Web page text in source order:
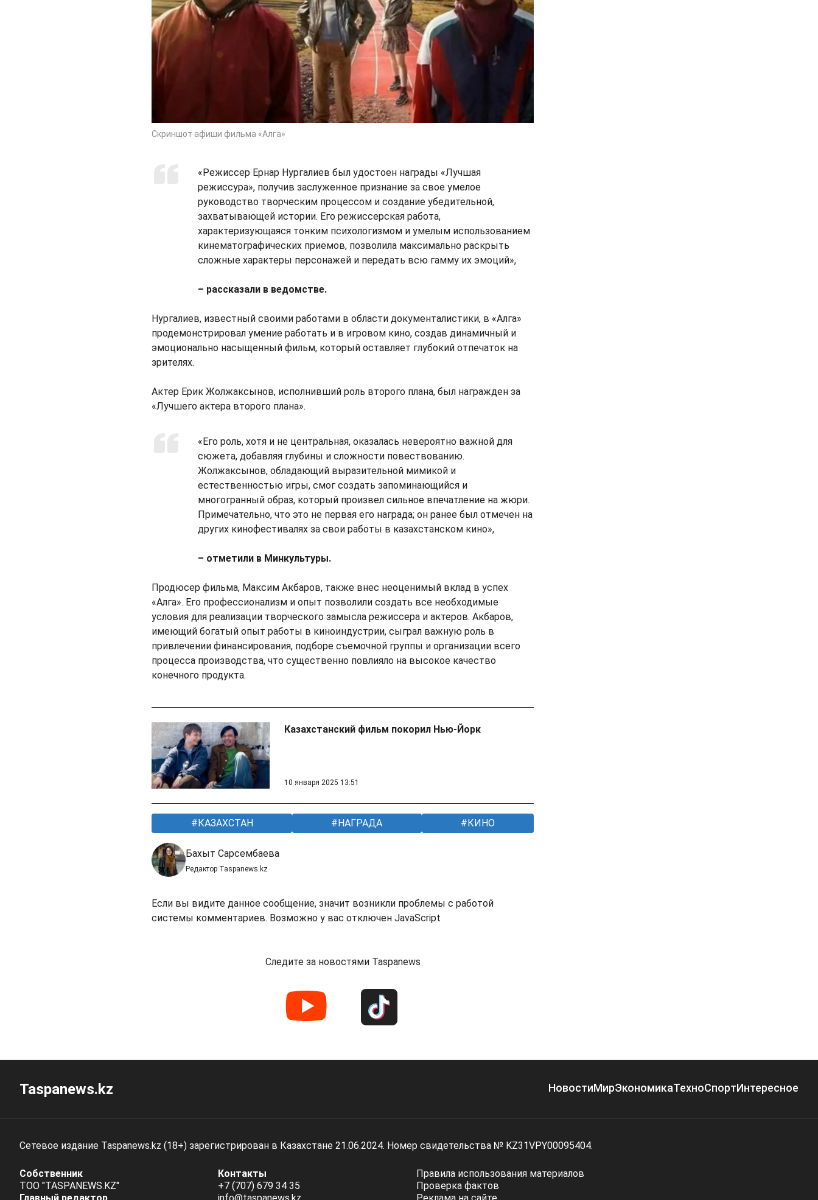
Скриншот афиши фильма «Алга»
«Режиссер Ернар Нургалиев был удостоен награды «Лучшая
режиссура», получив заслуженное признание за свое умелое
руководство творческим процессом и создание убедительной,
захватывающей истории. Его режиссерская работа,
характеризующаяся тонким психологизмом и умелым использованием
кинематографических приемов, позволила максимально раскрыть
сложные характеры персонажей и передать всю гамму их эмоций»,
– рассказали в ведомстве.
Нургалиев, известный своими работами в области документалистики, в «Алга»
продемонстрировал умение работать и в игровом кино, создав динамичный и
эмоционально насыщенный фильм, который оставляет глубокий отпечаток на
зрителях.
Актер Ерик Жолжаксынов, исполнивший роль второго плана, был награжден за
«Лучшего актера второго плана».
«Его роль, хотя и не центральная, оказалась невероятно важной для
сюжета, добавляя глубины и сложности повествованию.
Жолжаксынов, обладающий выразительной мимикой и
естественностью игры, смог создать запоминающийся и
многогранный образ, который произвел сильное впечатление на жюри.
Примечательно, что это не первая его награда; он ранее был отмечен на
других кинофестивалях за свои работы в казахстанском кино»,
– отметили в Минкультуры.
Продюсер фильма, Максим Акбаров, также внес неоценимый вклад в успех
«Алга». Его профессионализм и опыт позволили создать все необходимые
условия для реализации творческого замысла режиссера и актеров. Акбаров,
имеющий богатый опыт работы в киноиндустрии, сыграл важную роль в
привлечении финансирования, подборе съемочной группы и организации всего
процесса производства, что существенно повлияло на высокое качество
конечного продукта.
Казахстанский фильм покорил Нью-Йорк
10 января 2025 13:51
КАЗАХСТАН НАГРАДА КИНО
Бахыт Сарсембаева
Редактор Taspanews.kz
Если вы видите данное сообщение, значит возникли проблемы с работой
системы комментариев. Возможно у вас отключен JavaScript
Следите за новостями Taspanews
Taspanews.kz НовостиМирЭкономикаТехноСпортИнтересное
Сетевое издание Taspanews.kz (18+) зарегистрирован в Казахстане 21.06.2024. Номер свидетельства № KZ31VPY00095404.
Собственник
ТОО "TASPANEWS.KZ"
Контакты
+7 (707) 679 34 35
Правила использования материалов
Проверка фактов